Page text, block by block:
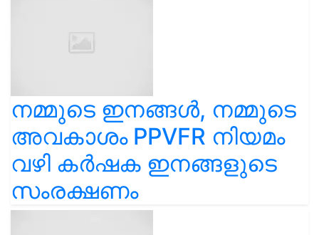
നമ്മുടെ ഇനങ്ങൾ, നമ്മുടെ
അവകാശം PPVFR നിയമം
വഴി കർഷക ഇനങ്ങളുടെ
സംരക്ഷണം